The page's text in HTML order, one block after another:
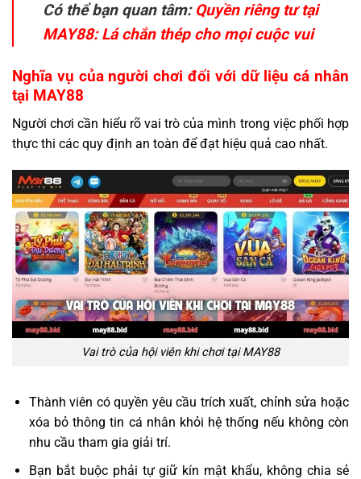
Có thể bạn quan tâm: Quyền riêng tư tại
MAY88: Lá chắn thép cho mọi cuộc vui
Nghĩa vụ của người chơi đối với dữ liệu cá nhân
tại MAY88
Người chơi cần hiểu rõ vai trò của mình trong việc phối hợp
thực thi các quy định an toàn để đạt hiệu quả cao nhất.
Vai trò của hội viên khi chơi tại MAY88
Thành viên có quyền yêu cầu trích xuất, chỉnh sửa hoặc
xóa bỏ thông tin cá nhân khỏi hệ thống nếu không còn
nhu cầu tham gia giải trí.
Bạn bắt buộc phải tự giữ kín mật khẩu, không chia sẻ